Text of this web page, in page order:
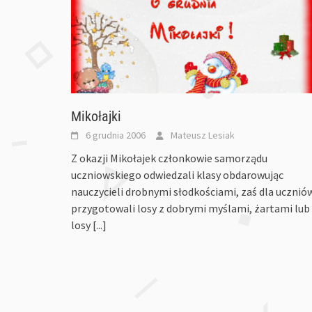
Mikołajki
6 grudnia 2006 Mateusz Lesiak
Z okazji Mikołajek członkowie samorządu
uczniowskiego odwiedzali klasy obdarowując
nauczycieli drobnymi słodkościami, zaś dla
przygotowali losy z dobrymi myślami, żartami lub
losy [...]